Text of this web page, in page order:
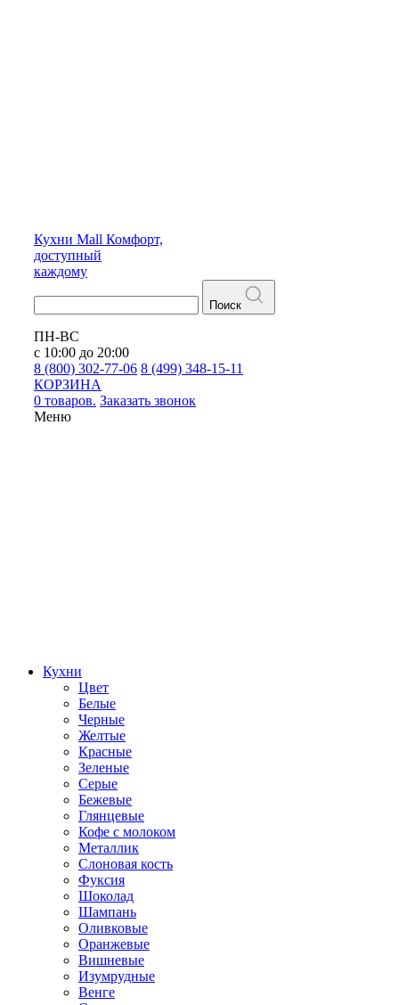
Кухни Mall Комфорт,
доступный
каждому
Поиск
ПН-ВС
с 10:00 до 20:00
8 (800) 302-77-06 8 (499) 348-15-11
КОРЗИНА
0 товаров. Заказать звонок
Меню
Кухни
Цвет
Белые
Черные
Желтые
Красные
Зеленые
Серые
Бежевые
Глянцевые
Кофе с молоком
Металлик
Слоновая кость
Фуксия
Шоколад
Шампань
Оливковые
Оранжевые
Вишневые
Изумрудные
Венге